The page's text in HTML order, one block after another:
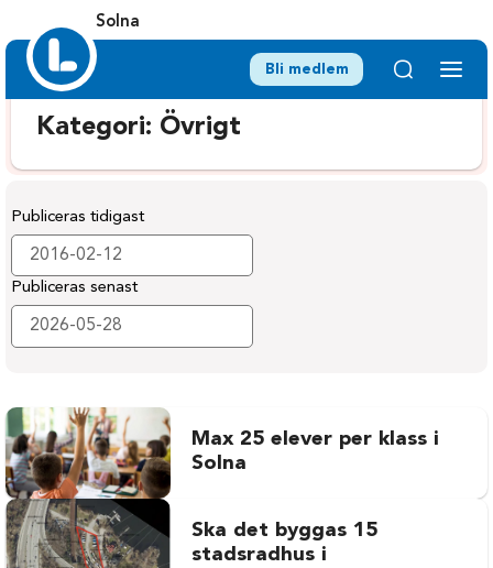
Solna
Bli medlem
Kategori: Övrigt
Publiceras tidigast
Publiceras senast
Max 25 elever per klass i
Solna
Ska det byggas 15
stadsradhus i